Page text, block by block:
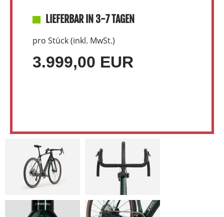
LIEFERBAR IN 3-7 TAGEN
pro Stück (inkl. MwSt.)
3.999,00 EUR